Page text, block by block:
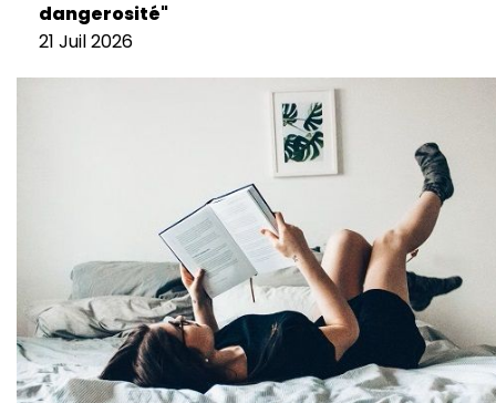
dangerosité"
21 Juil 2026